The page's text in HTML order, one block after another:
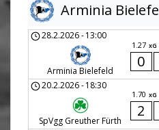
Arminia
28.2.2026-13:00
Arminia Bielefeld
1.27 xG
0
20.2.2026-18:30
SpVgg Greuther Fürth
1.70 xG
2